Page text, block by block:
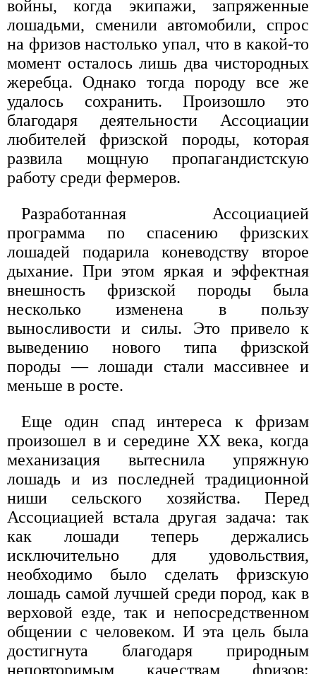
войны, когда экипажи, запряженные
лошадьми, сменили автомобили, спрос
на фризов настолько упал, что в какой-то
момент осталось лишь два чистородных
жеребца. Однако тогда породу все же
удалось сохранить. Произошло это
благодаря деятельности Ассоциации
любителей фризской породы, которая
развила мощную пропагандистскую
работу среди фермеров.
Разработанная Ассоциацией
программа по спасению фризских
лошадей подарила коневодству второе
дыхание. При этом яркая и эффектная
внешность фризской породы была
несколько изменена в пользу
выносливости и силы. Это привело к
выведению нового типа фризской
породы — лошади стали массивнее и
меньше в росте.
Еще один спад интереса к фризам
произошел в и середине XX века, когда
механизация вытеснила упряжную
лошадь и из последней традиционной
ниши сельского хозяйства. Перед
Ассоциацией встала другая задача: так
как лошади теперь держались
исключительно для удовольствия,
необходимо было сделать фризскую
лошадь самой лучшей среди пород, как в
верховой езде, так и непосредственном
общении с человеком. И эта цель была
достигнута благодаря природным
неповторимым качествам фризов: